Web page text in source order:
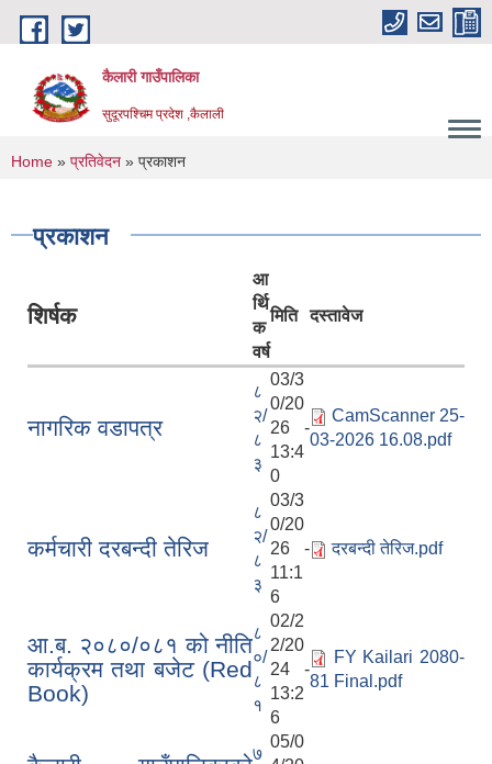
Skip to main content
कैलारी गाउँपालिका
सुदूरपश्चिम प्रदेश ,कैलाली
You are here
Home » प्रतिवेदन » प्रकाशन
प्रकाशन
शिर्षक
आ
र्थि
क
वर्ष
मिति दस्तावेज
नागरिक वडापत्र
८
२/
८
३
03/3
0/20
26 -
13:4
0
CamScanner 25-
03-2026 16.08.pdf
कर्मचारी दरबन्दी तेरिज
८
२/
८
३
03/3
0/20
26 -
11:1
6
दरबन्दी तेरिज.pdf
आ.ब. २०८०/०८१ को नीति
कार्यक्रम तथा बजेट (Red
Book)
८
०/
८
१
02/2
2/20
24 -
13:2
6
FY Kailari 2080-
81 Final.pdf
७
05/0